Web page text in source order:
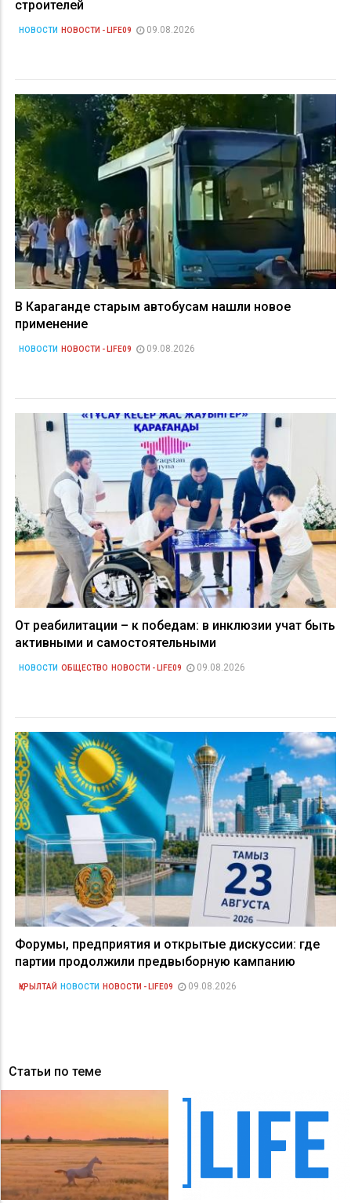
строителей
НОВОСТИ НОВОСТИ - LIFE09 09.08.2026
В Караганде старым автобусам нашли новое
применение
НОВОСТИ НОВОСТИ - LIFE09 09.08.2026
От реабилитации – к победам: в инклюзии учат быть
активными и самостоятельными
НОВОСТИ ОБЩЕСТВО НОВОСТИ - LIFE09 09.08.2026
Форумы, предприятия и открытые дискуссии: где
партии продолжили предвыборную кампанию
ҚҰРЫЛТАЙ НОВОСТИ НОВОСТИ - LIFE09 09.08.2026
Статьи по теме